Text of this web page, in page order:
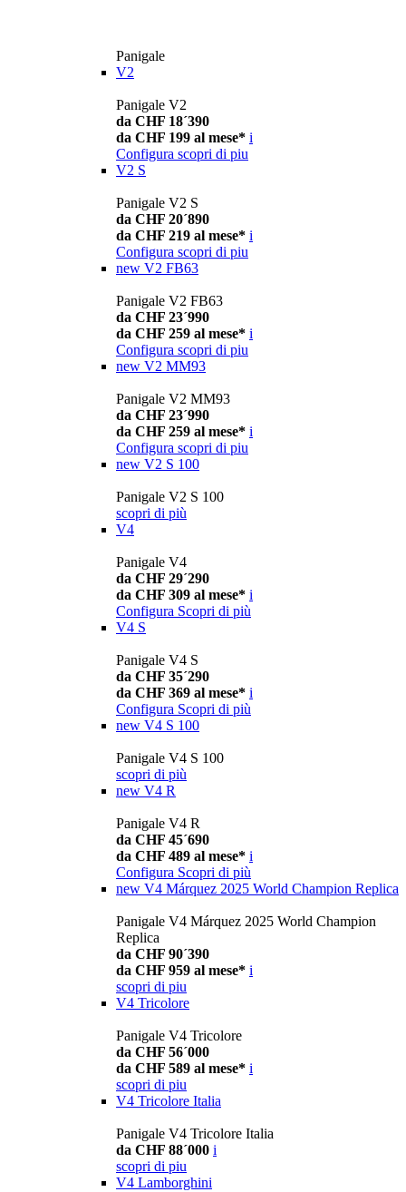
Panigale
V2
Panigale V2
da CHF 18´390
da CHF 199 al mese* i
Configura scopri di piu
V2 S
Panigale V2 S
da CHF 20´890
da CHF 219 al mese* i
Configura scopri di piu
new V2 FB63
Panigale V2 FB63
da CHF 23´990
da CHF 259 al mese* i
Configura scopri di piu
new V2 MM93
Panigale V2 MM93
da CHF 23´990
da CHF 259 al mese* i
Configura scopri di piu
new V2 S 100
Panigale V2 S 100
scopri di più
V4
Panigale V4
da CHF 29´290
da CHF 309 al mese* i
Configura Scopri di più
V4 S
Panigale V4 S
da CHF 35´290
da CHF 369 al mese* i
Configura Scopri di più
new V4 S 100
Panigale V4 S 100
scopri di più
new V4 R
Panigale V4 R
da CHF 45´690
da CHF 489 al mese* i
Configura Scopri di più
new V4 Márquez 2025 World Champion Replica
Panigale V4 Márquez 2025 World Champion
Replica
da CHF 90´390
da CHF 959 al mese* i
scopri di piu
V4 Tricolore
Panigale V4 Tricolore
da CHF 56´000
da CHF 589 al mese* i
scopri di piu
V4 Tricolore Italia
Panigale V4 Tricolore Italia
da CHF 88´000 i
scopri di piu
V4 Lamborghini